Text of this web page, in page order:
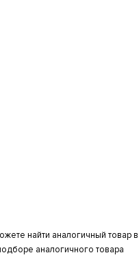
найти аналогичный товар
аналогичного товара